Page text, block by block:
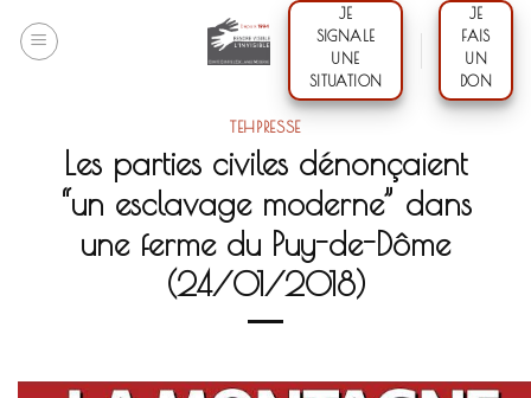
JE
SIGNALE
UNE
SITUATION
JE
FAIS
UN
DON
TEHPRESSE
Les parties civiles dénonçaient
“un esclavage moderne” dans
une ferme du Puy-de-Dôme
(24/01/2018)